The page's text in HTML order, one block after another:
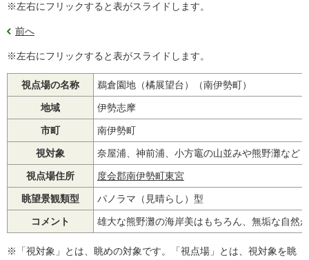
※左右にフリックすると表がスライドします。
前へ
※左右にフリックすると表がスライドします。
視点場の名称 鵜倉園地（橘展望台）（南伊勢町）
地域 伊勢志摩
市町 南伊勢町
視対象 奈屋浦、神前浦、小方竈の山並みや熊野灘など
視点場住所 度会郡南伊勢町東宮
眺望景観類型 パノラマ（見晴らし）型
コメント 雄大な熊野灘の海岸美はもちろん、無垢な自然
※「視対象」とは、眺めの対象です。「視点場」とは、視対象を眺